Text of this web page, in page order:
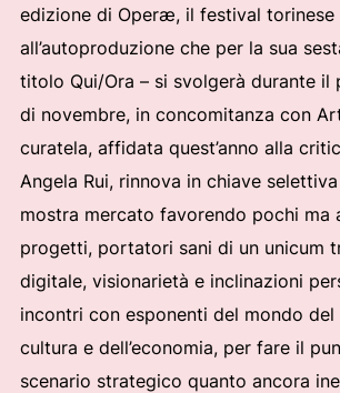
edizione di Operæ, il festival torinese
all’autoproduzione che per la sua
titolo Qui/Ora – si svolgerà durante il
di novembre, in concomitanza con
curatela, affidata quest’anno alla
Angela Rui, rinnova in chiave
mostra mercato favorendo pochi ma
progetti, portatori sani di un unicum
digitale, visionarietà e inclinazioni
incontri con esponenti del mondo del
cultura e dell’economia, per fare il
scenario strategico quanto ancora